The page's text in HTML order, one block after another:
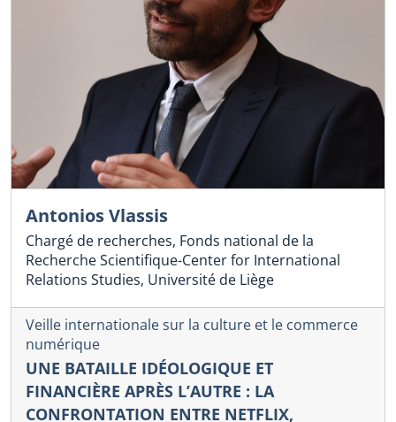
Antonios Vlassis
Chargé de recherches, Fonds national de la
Recherche Scientifique-Center for International
Relations Studies, Université de Liège
Veille internationale sur la culture et le commerce
numérique
UNE BATAILLE IDÉOLOGIQUE ET
FINANCIÈRE APRÈS L’AUTRE : LA
CONFRONTATION ENTRE NETFLIX,